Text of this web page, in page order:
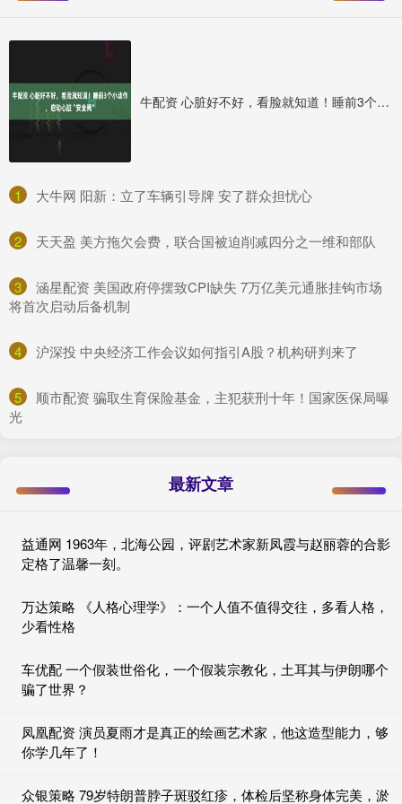
牛配资 心脏好不好，看脸就知道！睡前3个小动作，启动心脏“安全阀”
1 ​大牛网 阳新：立了车辆引导牌 安了群众担忧心
2 ​天天盈 美方拖欠会费，联合国被迫削减四分之一维和部队
3
​涵星配资 美国政府停摆致CPI缺失 7万亿美元通胀挂钩市场
将首次启动后备机制
4 ​沪深投 中央经济工作会议如何指引A股？机构研判来了
5
​顺市配资 骗取生育保险基金，主犯获刑十年！国家医保局曝
光
最新文章
益通网 1963年，北海公园，评剧艺术家新凤霞与赵丽蓉的合影
定格了温馨一刻。
万达策略 《人格心理学》：一个人值不值得交往，多看人格，
少看性格
车优配 一个假装世俗化，一个假装宗教化，土耳其与伊朗哪个
骗了世界？
凤凰配资 演员夏雨才是真正的绘画艺术家，他这造型能力，够
你学几年了！
众银策略 79岁特朗普脖子斑驳红疹，体检后坚称身体完美，淤